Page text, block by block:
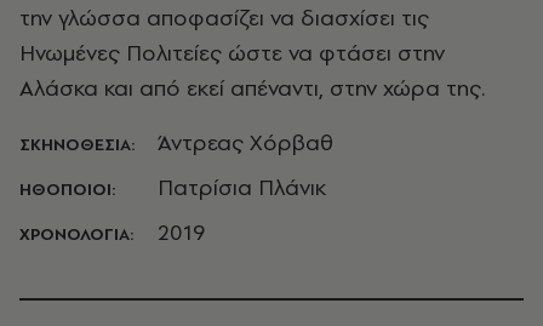
την γλώσσα αποφασίζει να διασχίσει τις
Ηνωμένες Πολιτείες ώστε να φτάσει στην
Αλάσκα και από εκεί απέναντι, στην χώρα της.
ΣΚΗΝΟΘΕΣΙΑ: Άντρεας Χόρβαθ
ΗΘΟΠΟΙΟΙ: Πατρίσια Πλάνικ
ΧΡΟΝΟΛΟΓΙΑ: 2019